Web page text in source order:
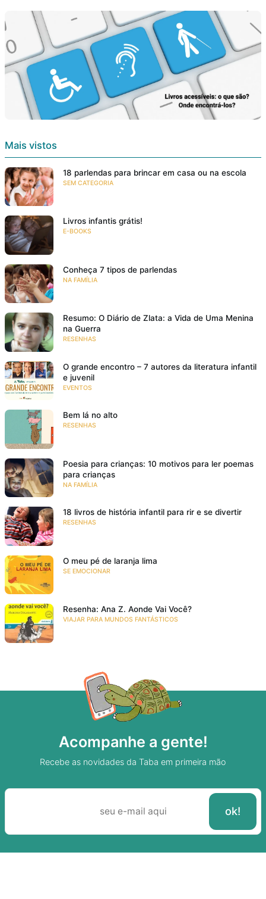
Mais vistos
18 parlendas para brincar em casa ou na escola
SEM CATEGORIA
Livros infantis grátis!
E-BOOKS
Conheça 7 tipos de parlendas
NA FAMÍLIA
Resumo: O Diário de Zlata: a Vida de Uma Menina
na Guerra
RESENHAS
O grande encontro – 7 autores da literatura infantil
e juvenil
EVENTOS
Bem lá no alto
RESENHAS
Poesia para crianças: 10 motivos para ler poemas
para crianças
NA FAMÍLIA
18 livros de história infantil para rir e se divertir
RESENHAS
O meu pé de laranja lima
SE EMOCIONAR
Resenha: Ana Z. Aonde Vai Você?
VIAJAR PARA MUNDOS FANTÁSTICOS
Acompanhe a gente!
Recebe as novidades da Taba em primeira mão